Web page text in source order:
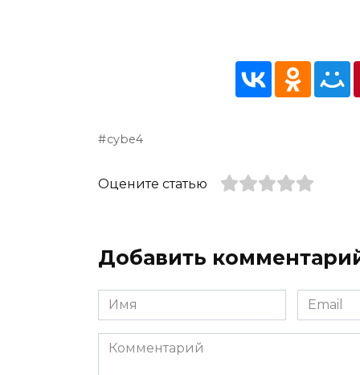
cybe4
Оцените статью
Добавить
Имя
*
Email
*
Комментарий